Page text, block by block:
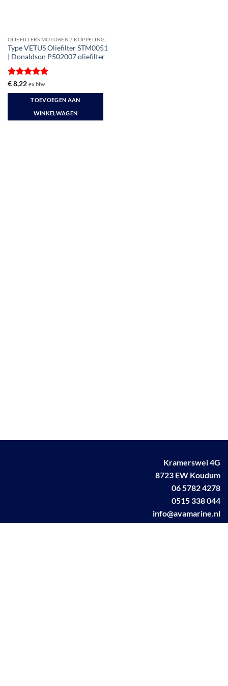
Type VETUS Oliefilter STM0051
| Donaldson P502007 oliefilter
Gewaardeerd
5uit 5
€8,22 ex btw
TOEVOEGEN AAN
WINKELWAGEN
Kramerswei 4G
8723 EW Koudum
06 5782 4278
0515 338 044
info@avamarine.nl